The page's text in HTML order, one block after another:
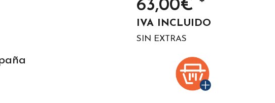
63,00€ *
IVA INCLUIDO
SIN EXTRAS